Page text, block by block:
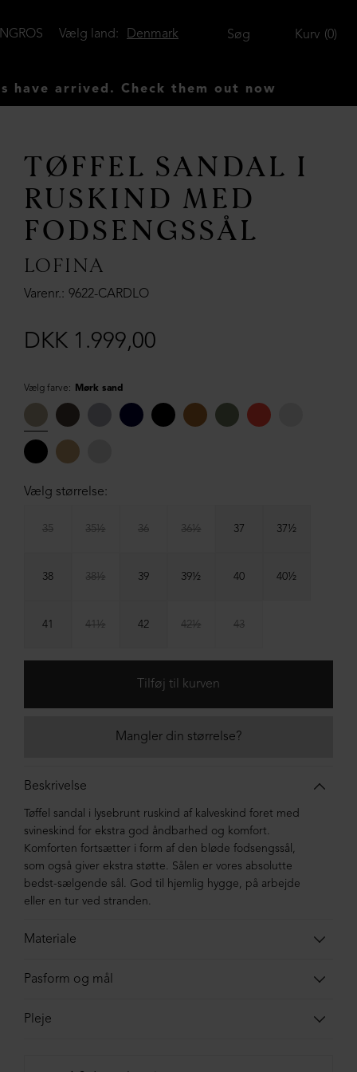
Kurv 0
Søg
Denmark
Vælg land:
Check them out now
TØFFEL SANDAL I
RUSKIND MED
FODSENGSSÅL
LOFINA
Varenr. 9622-CARDLO
DKK 1.999,00
Vælg farve: Mørk sand
Vælg størrelse:
35 35½ 36 36½ 37 37½
38 38½ 39 39½ 40 40½
41 41½ 42 42½ 43
Mangler din størrelse?
Beskrivelse
Tøffel sandal i lysebrunt ruskind af kalveskind foret med
svineskind for ekstra god åndbarhed og komfort.
Komforten fortsætter i form af den bløde fodsengssål,
som også giver ekstra støtte. Sålen er vores absolutte
bedst-sælgende sål. God til hjemlig hygge, på arbejde
eller en tur ved stranden.
Materiale
svineskind. Sålen er lavet i blandingsmaterialer af syntetisk
Pasform og mål
og vi tager forbehold for
Pleje